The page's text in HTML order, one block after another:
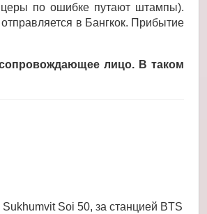
по ошибке путают штампы).
в Бангкок. Прибытие
лицо. В таком
Soi 50, за станцией BTS